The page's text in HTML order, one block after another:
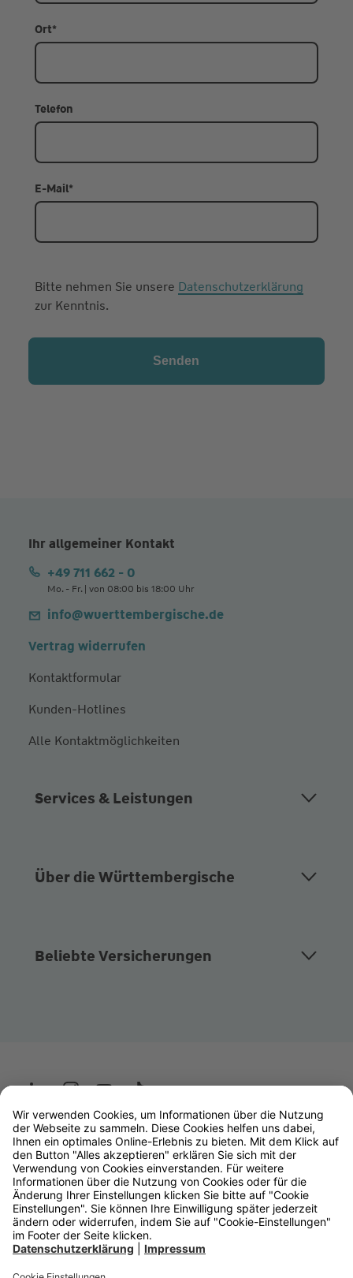
Ort*
Telefon
E-Mail*
Bitte nehmen Sie unsere Datenschutzerklärung
zur Kenntnis.
Ihr allgemeiner Kontakt
+49 711 662 - 0
Mo. - Fr. | von 08:00 bis 18:00 Uhr
info@wuerttembergische.de
Vertrag widerrufen
Kontaktformular
Kunden-Hotlines
Alle Kontaktmöglichkeiten
Services & Leistungen
Über die Württembergische
Beliebte Versicherungen
Wüstenrot
W&W Gruppe
OLB Bank
Makler
Impressum
Datenschutz
Rechtliche Hinweise